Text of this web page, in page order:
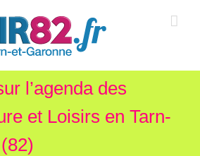
l’agenda des
et Loisirs en Tarn-